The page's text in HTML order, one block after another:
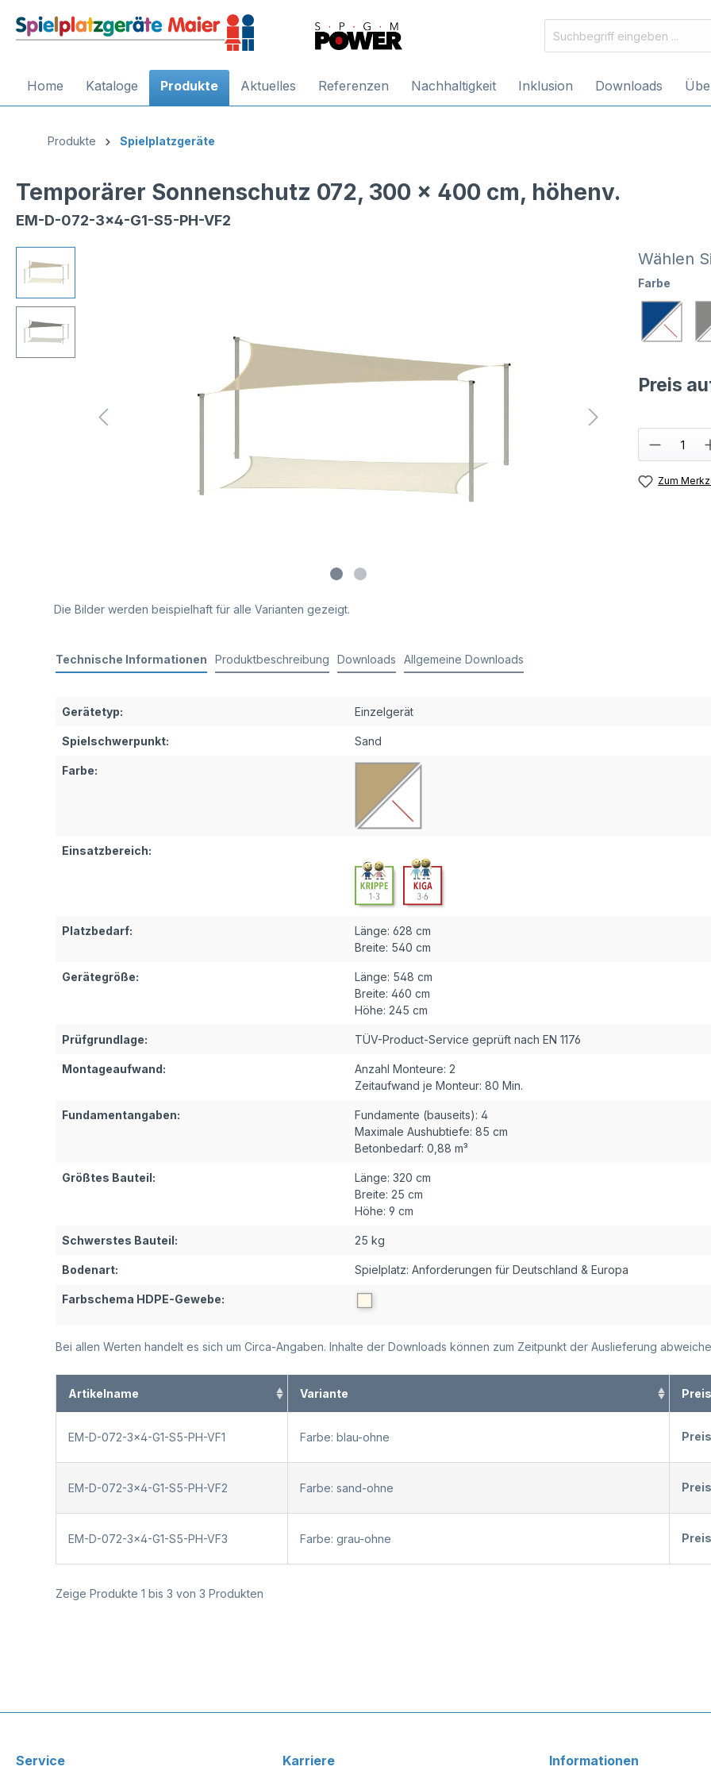
Home Kataloge Produkte Aktuelles Referenzen Nachhaltigkeit Inklusion Downloads
Produkte Spielplatzgeräte
Temporärer Sonnenschutz 072, 300 x 400 cm, höhenv.
EM-D-072-3x4-G1-S5-PH-VF2
Die Bilder werden beispielhaft für alle Varianten gezeigt.
Wählen
Farbe
Preis
Zum
Technische Informationen Produktbeschreibung Downloads Allgemeine Downloads
Gerätetyp: Einzelgerät
Spielschwerpunkt: Sand
Farbe:
Einsatzbereich:
Platzbedarf: Länge: 628 cm
Breite: 540 cm
Gerätegröße: Länge: 548 cm
Breite: 460 cm
Höhe: 245 cm
Prüfgrundlage: TÜV-Product-Service geprüft nach EN 1176
Montageaufwand: Anzahl Monteure: 2
Zeitaufwand je Monteur: 80 Min.
Fundamentangaben: Fundamente (bauseits): 4
Maximale Aushubtiefe: 85 cm
Betonbedarf: 0,88 m³
Größtes Bauteil: Länge: 320 cm
Breite: 25 cm
Höhe: 9 cm
Schwerstes Bauteil: 25 kg
Bodenart: Spielplatz: Anforderungen für Deutschland & Europa
Farbschema HDPE-Gewebe:
Bei allen Werten handelt es sich um Circa-Angaben. Inhalte der Downloads können zum Zeitpunkt der Auslieferung
Artikelname Variante Preis
EM-D-072-3x4-G1-S5-PH-VF1 Farbe: blau-ohne
EM-D-072-3x4-G1-S5-PH-VF2 Farbe: sand-ohne
EM-D-072-3x4-G1-S5-PH-VF3 Farbe: grau-ohne
Zeige Produkte 1 bis 3 von 3 Produkten
Service Karriere Informationen